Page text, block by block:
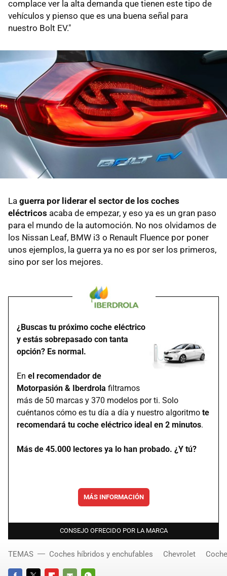
complace ver la alta demanda que tienen este tipo de
vehículos y pienso que es una buena señal para
nuestro Bolt EV."
La guerra por liderar el sector de los coches
eléctricos acaba de empezar, y eso ya es un gran paso
para el mundo de la automoción. No nos olvidamos de
los Nissan Leaf, BMW i3 o Renault Fluence por poner
unos ejemplos, la guerra ya no es por ser los primeros,
sino por ser los mejores.
¿Buscas tu próximo coche eléctrico
y estás sobrepasado con tanta
opción? Es normal.
En el recomendador de
Motorpasión & Iberdrola filtramos
más de 50 marcas y 370 modelos por ti. Solo
cuéntanos cómo es tu día a día y nuestro algoritmo te
recomendará tu coche eléctrico ideal en 2 minutos.
Más de 45.000 lectores ya lo han probado. ¿Y tú?
MÁS INFORMACIÓN
CONSEJO OFRECIDO POR LA MARCA
TEMAS Coches híbridos y enchufables Chevrolet